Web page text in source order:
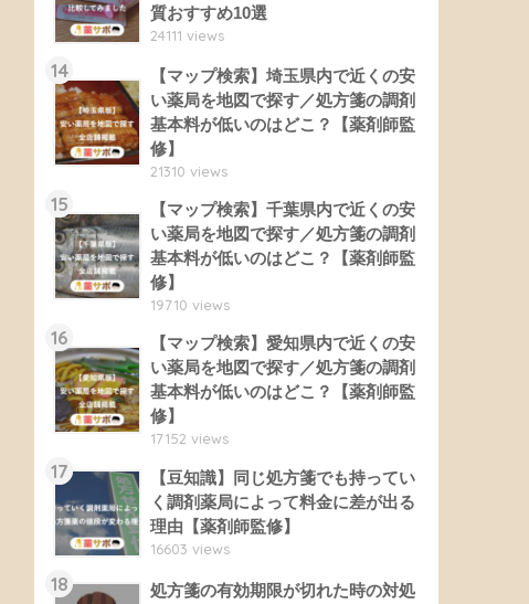
質おすすめ10選
24111 views
14
【マップ検索】埼玉県内で近くの安
い薬局を地図で探す／処方箋の調剤
基本料が低いのはどこ？【薬剤師監
修】
21310 views
15
【マップ検索】千葉県内で近くの安
い薬局を地図で探す／処方箋の調剤
基本料が低いのはどこ？【薬剤師監
修】
19710 views
16
【マップ検索】愛知県内で近くの安
い薬局を地図で探す／処方箋の調剤
基本料が低いのはどこ？【薬剤師監
修】
17152 views
17
【豆知識】同じ処方箋でも持ってい
く調剤薬局によって料金に差が出る
理由【薬剤師監修】
16603 views
18
処方箋の有効期限が切れた時の対処